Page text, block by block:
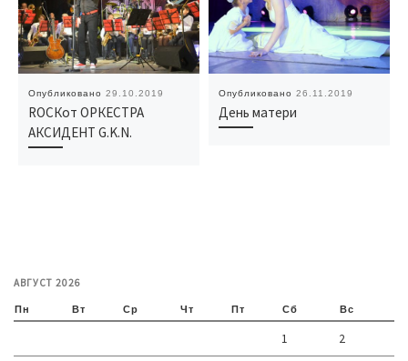
Опубликовано 29.10.2019
RОCКот ОРКЕСТРА
АКСИДЕНТ G.K.N.
Опубликовано 26.11.2019
День матери
АВГУСТ 2026
Пн Вт Ср Чт Пт Сб Вс
1 2